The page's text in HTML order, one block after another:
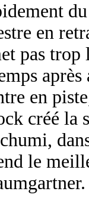
en
pas
en
créé la
le